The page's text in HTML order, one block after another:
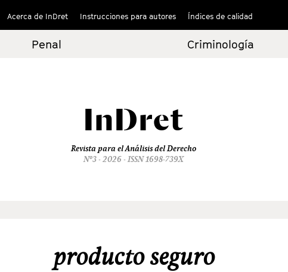
Acerca de InDret Instrucciones para autores Índices de calidad
Penal Criminología
InDret
Revista para el Análisis del Derecho
Nº3 - 2026 - ISSN 1698-739X
producto seguro